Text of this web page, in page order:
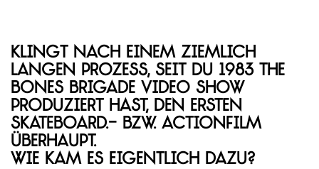
Klingt nach einem ziemlich
langen Prozess, seit du 1983 The
Bones Brigade Video Show
produziert hast, den ersten
Skateboard.- bzw. Actionfilm
überhaupt.
Wie kam es eigentlich dazu?